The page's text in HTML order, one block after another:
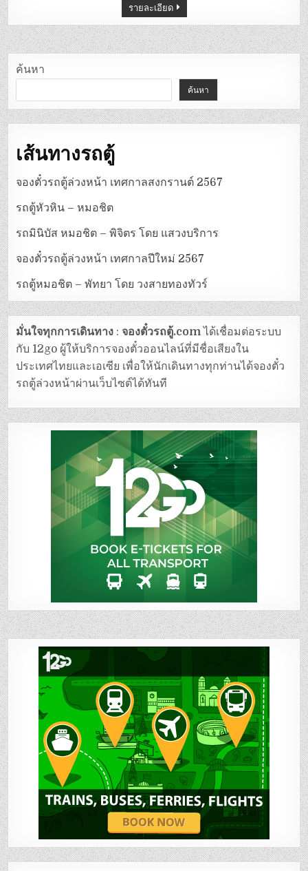
รายละเอียด
ค้นหา
ค้นหา
เส้นทางรถตู้
จองตั๋วรถตู้ล่วงหน้า เทศกาลสงกรานต์ 2567
รถตู้หัวหิน – หมอชิต
รถมินิบัส หมอชิต – พิจิตร โดย แสวงบริการ
จองตั๋วรถตู้ล่วงหน้า เทศกาลปีใหม่ 2567
รถตู้หมอชิต – พัทยา โดย วงสายทองทัวร์
มั่นใจทุกการเดินทาง :จองตั๋วรถตู้.comได้เชื่อมต่อระบบ
กับ 12go ผู้ให้บริการจองตั๋วออนไลน์ที่มีชื่อเสียงใน
ประเทศไทยและเอเซีย เพื่อให้นักเดินทางทุกท่านได้จองตั๋ว
รถตู้ล่วงหน้าผ่านเว็บไซต์ได้ทันที